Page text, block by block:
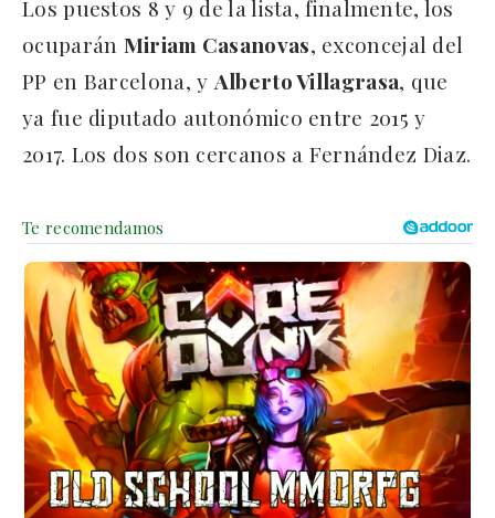
Los puestos 8 y 9 de la lista, finalmente, los
ocuparán Miriam Casanovas, exconcejal del
PP en Barcelona, yAlberto Villagrasa, que
ya fue diputado autonómico entre 2015 y
2017. Los dos son cercanos a Fernández Diaz.